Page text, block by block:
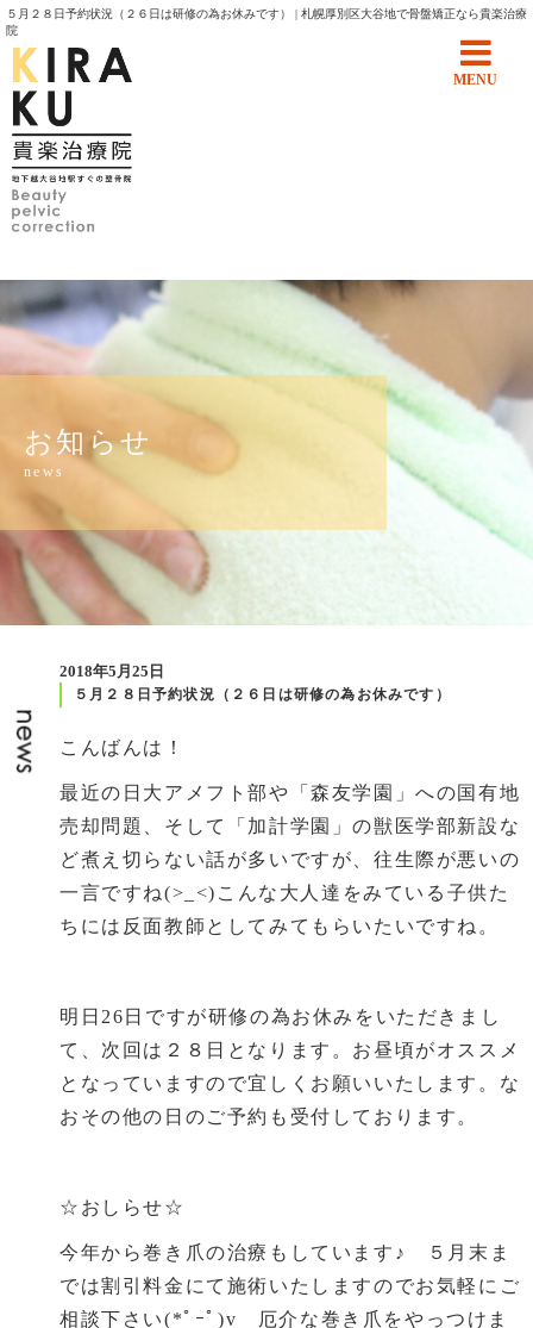
５月２８日予約状況（２６日は研修の為お休みです） | 札幌厚別区大谷地で骨盤矯正なら貴楽治療
院
MENU
お知らせ
news
2018年5月25日
５月２８日予約状況（２６日は研修の為お休みです）
こんばんは！
最近の日大アメフト部や「森友学園」への国有地
売却問題、そして「加計学園」の獣医学部新設な
ど煮え切らない話が多いですが、往生際が悪いの
一言ですね(>_<)こんな大人達をみている子供た
ちには反面教師としてみてもらいたいですね。
明日26日ですが研修の為お休みをいただきまし
て、次回は２８日となります。お昼頃がオススメ
となっていますので宜しくお願いいたします。な
おその他の日のご予約も受付しております。
☆おしらせ☆
今年から巻き爪の治療もしています♪ ５月末ま
では割引料金にて施術いたしますのでお気軽にご
相談下さい(*ﾟｰﾟ)v 厄介な巻き爪をやっつけま